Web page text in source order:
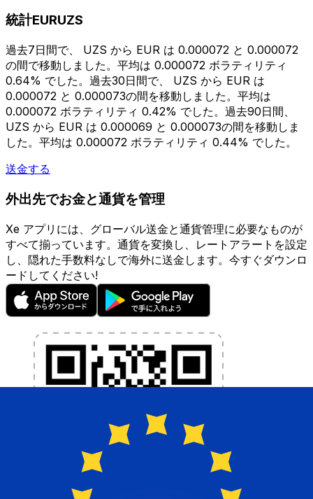
統計EURUZS
過去7日間で、 UZS から EUR は 0.000072 と 0.000072
の間で移動しました。平均は 0.000072 ボラティリティ
0.64% でした。過去30日間で、 UZS から EUR は
0.000072 と 0.000073の間を移動しました。平均は
0.000072 ボラティリティ 0.42% でした。過去90日間、
UZS から EUR は 0.000069 と 0.000073の間を移動しま
した。平均は 0.000072 ボラティリティ 0.44% でした。
送金する
外出先でお金と通貨を管理
Xe アプリには、グローバル送金と通貨管理に必要なものが
すべて揃っています。通貨を変換し、レートアラートを設定
し、隠れた手数料なしで海外に送金します。今すぐダウンロ
ードしてください!